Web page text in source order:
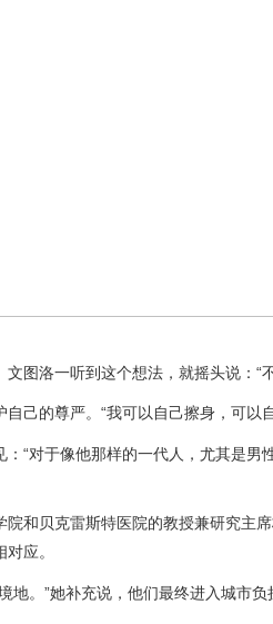
图洛一听到这个想法，就摇头说：“
己的尊严。“我可以自己擦身，可以
“对于像他那样的一代人，尤其是
院和贝克雷斯特医院的教授兼研究主
应。
地。”她补充说，他们最终进入城市